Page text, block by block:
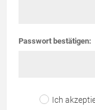
Passwort bestätigen:
Ich